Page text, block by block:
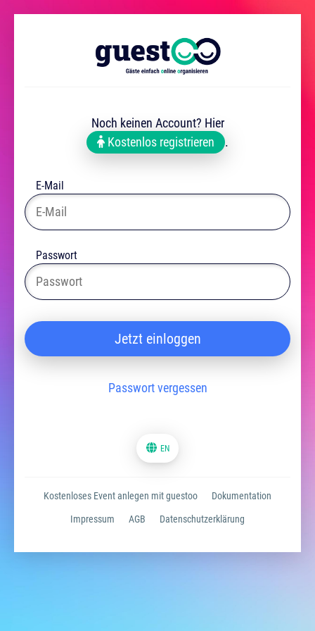
Noch keinen Account? Hier
Kostenlos registrieren
.
E-Mail
Passwort
Jetzt einloggen
Passwort vergessen
EN
Kostenloses Event anlegen mit guestoo Dokumentation
Impressum AGB Datenschutzerklärung